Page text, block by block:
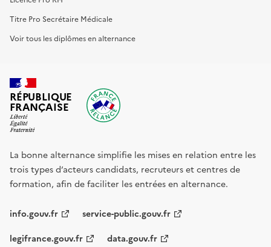
Titre Pro Secrétaire Médicale
Voir tous les diplômes en alternance
RÉPUBLIQUE
FRANÇAISE
La bonne alternance simplifie les mises en relation entre les
trois types d’acteurs candidats, recruteurs et centres de
formation, afin de faciliter les entrées en alternance.
info.gouv.fr service-public.gouv.fr
legifrance.gouv.fr data.gouv.fr